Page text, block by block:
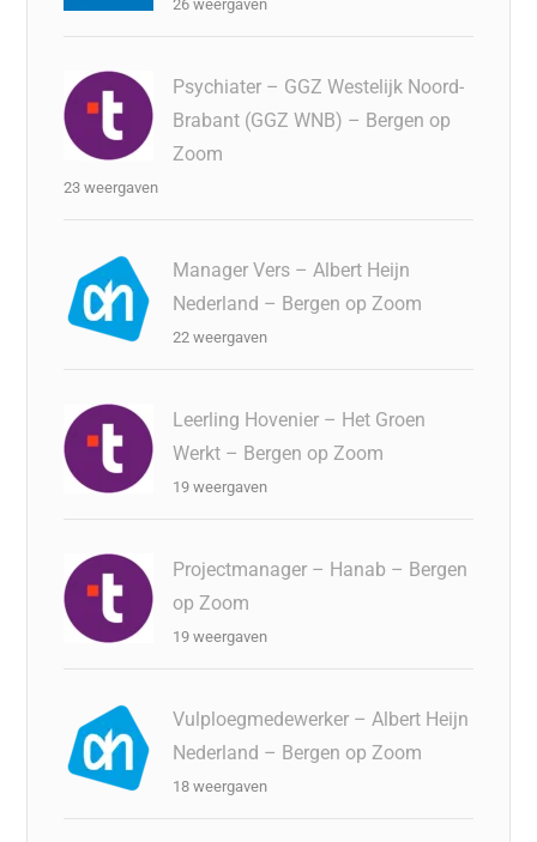
26 weergaven
Psychiater – GGZ Westelijk Noord-
Brabant (GGZ WNB) – Bergen op
Zoom
23 weergaven
Manager Vers – Albert Heijn
Nederland – Bergen op Zoom
22 weergaven
Leerling Hovenier – Het Groen
Werkt – Bergen op Zoom
19 weergaven
Projectmanager – Hanab – Bergen
op Zoom
19 weergaven
Vulploegmedewerker – Albert Heijn
Nederland – Bergen op Zoom
18 weergaven